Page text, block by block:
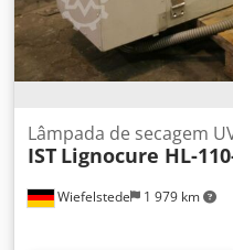
Wiefelstede 1 979 km
Lâmpada de secagem
IST Lignocure HL-